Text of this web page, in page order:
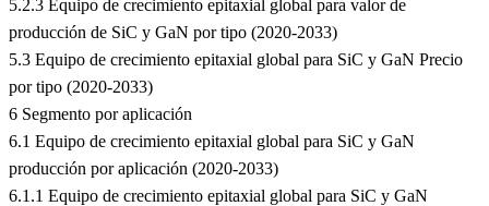
5.2.3 Equipo de crecimiento epitaxial global para valor de
producción de SiC y GaN por tipo (2020-2033)
5.3 Equipo de crecimiento epitaxial global para SiC y GaN Precio
por tipo (2020-2033)
6 Segmento por aplicación
6.1 Equipo de crecimiento epitaxial global para SiC y GaN
producción por aplicación (2020-2033)
6.1.1 Equipo de crecimiento epitaxial global para SiC y GaN